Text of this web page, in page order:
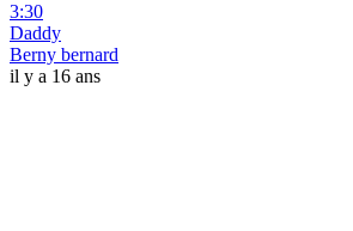
3:30
Daddy
Berny bernard
il y a 16 ans